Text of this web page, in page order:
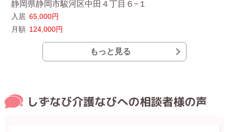
静岡県静岡市駿河区中田４丁目６−１
入居 65,000円
月額 124,000円
もっと見る
しずなび介護なびへの相談者様の声